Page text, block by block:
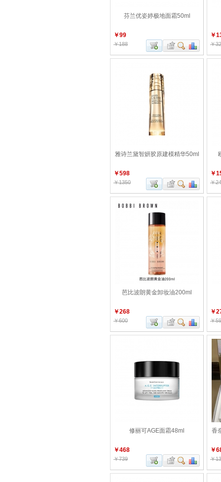
芬兰优姿婷极地面霜50ml
￥99
￥188
￥
￥
雅诗兰黛智妍胶原建模精华50ml
￥598
￥1350
￥
￥
芭比波朗黄金卸妆油200ml
￥268
￥600
￥
￥
修丽可AGE面霜48ml
￥468
￥739
香
￥
￥